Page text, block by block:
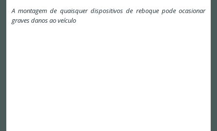
A montagem de quaisquer dispositivos de reboque pode ocasionar
graves danos ao veículo